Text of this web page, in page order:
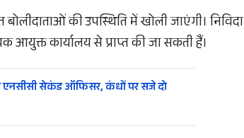
की उपस्थिति में खोली जाएंगी। निविदा
आयुक्त कार्यालय से प्राप्त की जा सकती हैं।
सेकंड ऑफिसर, कंधों पर सजे दो